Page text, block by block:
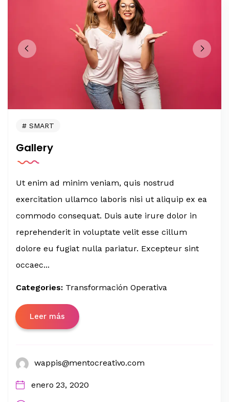
SMART
Gallery
Ut enim ad minim veniam, quis nostrud
exercitation ullamco laboris nisi ut aliquip ex ea
commodo consequat. Duis aute irure dolor in
reprehenderit in voluptate velit esse cillum
dolore eu fugiat nulla pariatur. Excepteur sint
occaec...
Categories: Transformación Operativa
Leer más
wappis@mentocreativo.com
enero 23, 2020